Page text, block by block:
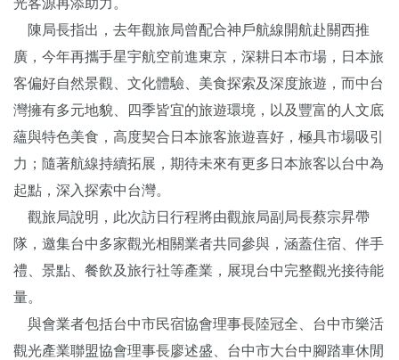
光客源再添助力。
陳局長指出，去年觀旅局曾配合神戶航線開航赴關西推
廣，今年再攜手星宇航空前進東京，深耕日本市場，日本旅
客偏好自然景觀、文化體驗、美食探索及深度旅遊，而中台
灣擁有多元地貌、四季皆宜的旅遊環境，以及豐富的人文底
蘊與特色美食，高度契合日本旅客旅遊喜好，極具市場吸引
力；隨著航線持續拓展，期待未來有更多日本旅客以台中為
起點，深入探索中台灣。
觀旅局說明，此次訪日行程將由觀旅局副局長蔡宗昇帶
隊，邀集台中多家觀光相關業者共同參與，涵蓋住宿、伴手
禮、景點、餐飲及旅行社等產業，展現台中完整觀光接待能
量。
與會業者包括台中市民宿協會理事長陸冠全、台中市樂活
觀光產業聯盟協會理事長廖述盛、台中市大台中腳踏車休閒